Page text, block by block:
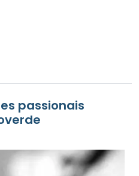
passionais